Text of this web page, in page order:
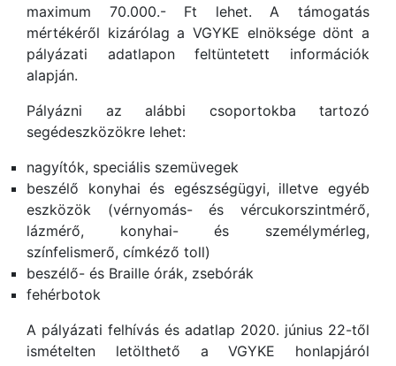
maximum 70.000.- Ft lehet. A támogatás
mértékéről kizárólag a VGYKE elnöksége dönt a
pályázati adatlapon feltüntetett információk
alapján.
Pályázni az alábbi csoportokba tartozó
segédeszközökre lehet:
nagyítók, speciális szemüvegek
beszélő konyhai és egészségügyi, illetve egyéb
eszközök (vérnyomás- és vércukorszintmérő,
lázmérő, konyhai- és személymérleg,
színfelismerő, címkéző toll)
beszélő- és Braille órák, zsebórák
fehérbotok
A pályázati felhívás és adatlap 2020. június 22-től
ismételten letölthető a VGYKE honlapjáról